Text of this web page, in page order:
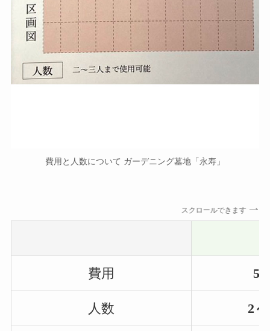
費用と人数について ガーデニング墓地「永寿」
スクロールできます
費用
人数 2